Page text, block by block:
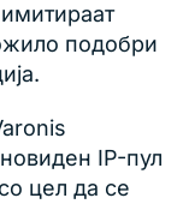
подобри
IP-пул
цел да се